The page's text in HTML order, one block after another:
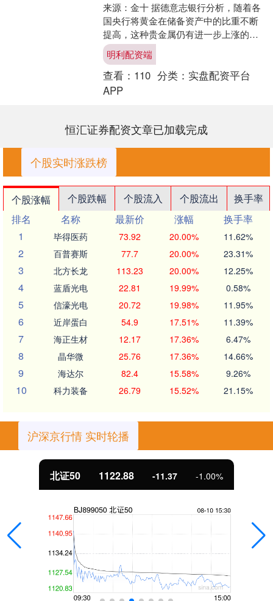
来源：金十 据德意志银行分析，随着各
国央行将黄金在储备资产中的比重不断
提高，这种贵金属仍有进一步上涨的空
间。 该行策略师马利卡·萨奇德瓦
（Mallika Sac....
明利配资端
查看： 110 分类： 实盘配资平台
APP
恒汇证券配资文章已加载完成
个股实时涨跌榜
个股涨幅 个股跌幅 个股流入 个股流出
换手率
排名
名称 最新价 涨幅
换手率
1
毕得医药 73.92 20.00% 11.62%
2 百普赛斯 77.7 20.00% 23.31%
3 北方长龙 113.23 20.00% 12.25%
4 蓝盾光电 22.81 19.99% 0.58%
5 信濠光电 20.72 19.98% 11.95%
6 近岸蛋白 54.9 17.51% 11.39%
7 海正生材 12.17 17.36% 6.47%
8 晶华微 25.76 17.36% 14.66%
9 海达尔 82.4 15.58% 9.26%
10 科力装备 26.79 15.52% 21.15%
沪深京行情 实时轮播
北证50 1122.88 -11.37 -1.00%